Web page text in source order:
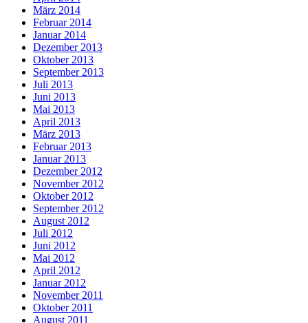
März 2014
Februar 2014
Januar 2014
Dezember 2013
Oktober 2013
September 2013
Juli 2013
Juni 2013
Mai 2013
April 2013
März 2013
Februar 2013
Januar 2013
Dezember 2012
November 2012
Oktober 2012
September 2012
August 2012
Juli 2012
Juni 2012
Mai 2012
April 2012
Januar 2012
November 2011
Oktober 2011
August 2011